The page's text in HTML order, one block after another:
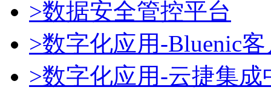
>数据安全管控平台
>数字化应用-Bluenic
>数字化应用-云捷集成